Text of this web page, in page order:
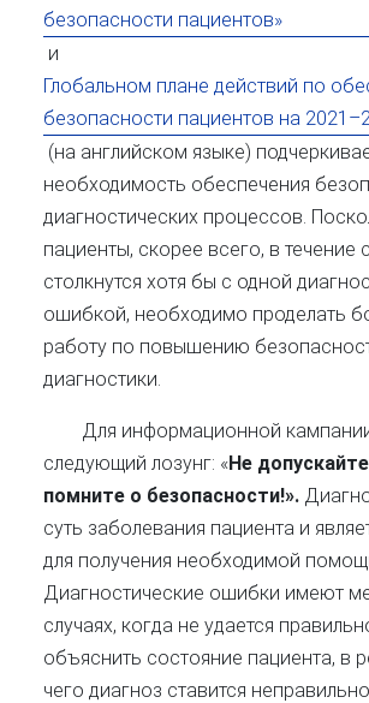
безопасности пациентов»
и
Глобальном плане действий по
безопасности пациентов на
(на английском языке)
необходимость обеспечения
диагностических процессов.
пациенты, скорее всего, в течение
столкнутся хотя бы с одной
ошибкой, необходимо проделать
работу по повышению
диагностики.
Для информационной
следующий лозунг: «Не
помните о безопасности!».
суть заболевания пациента и
для получения необходимой
Диагностические ошибки имеют
случаях, когда не удается
объяснить состояние пациента, в
чего диагноз ставится